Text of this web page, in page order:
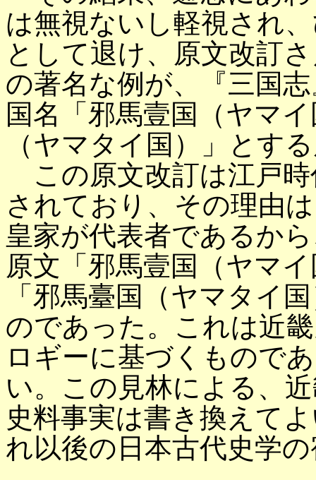
は無視ないし軽視され
として退け、原文改訂
の著名な例が、『三国
国名「邪馬壹国（ヤマ
（ヤマタイ国）」とす
この原文改訂は江戸
されており、その理由
皇家が代表者であるか
原文「邪馬壹国（ヤマ
「邪馬臺国（ヤマタイ
のであった。これは近
ロギーに基づくもので
い。この見林による、
史料事実は書き換えて
れ以後の日本古代史学